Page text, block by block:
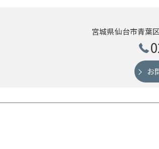
宮城県仙台市青葉
お